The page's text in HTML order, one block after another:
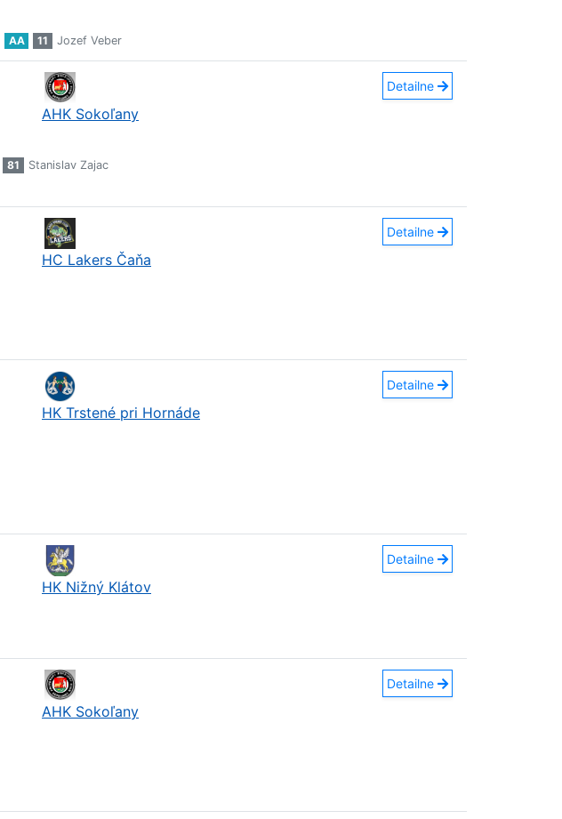
AA 11 Jozef Veber
AHK Sokoľany
Detailne
81
Stanislav Zajac
HC Lakers Čaňa
Detailne
HK Trstené pri Hornáde
Detailne
HK Nižný Klátov
Detailne
AHK Sokoľany
Detailne